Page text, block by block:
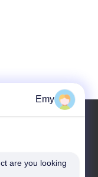
Emy
are you looking